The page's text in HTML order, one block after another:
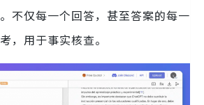
不仅每一个回答，甚至答案的每一
，用于事实核查。